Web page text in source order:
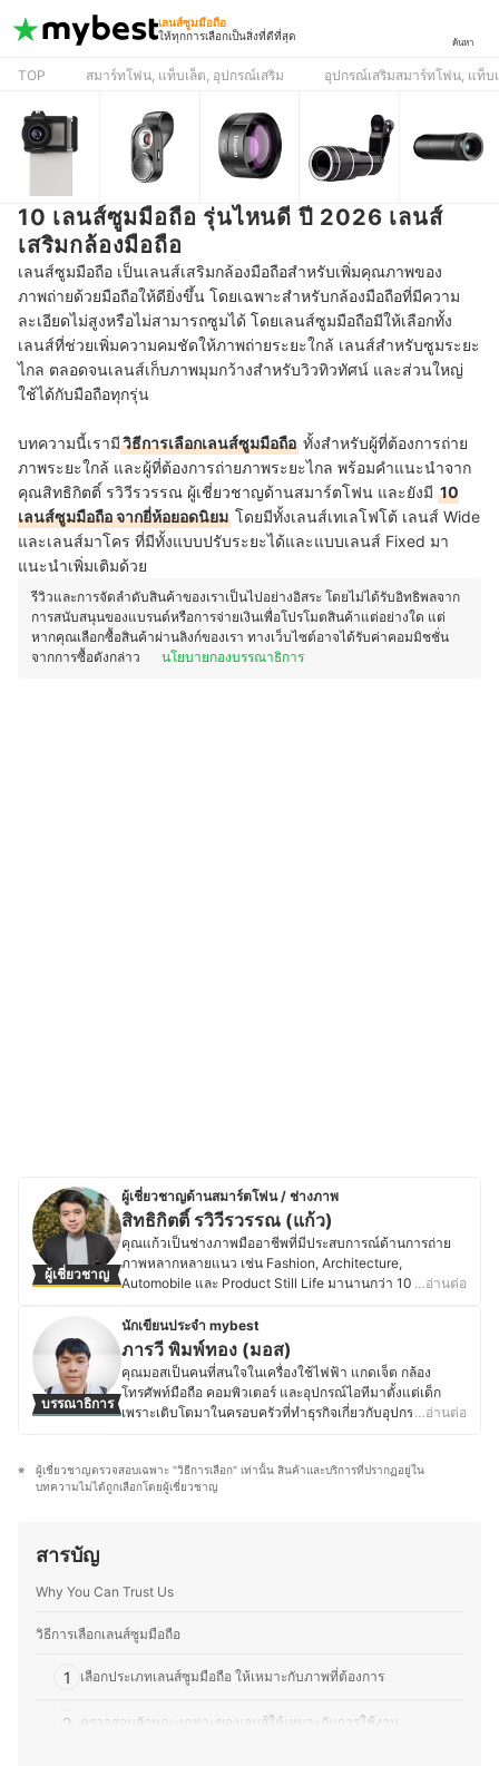
เลนส์ซูมมือถือ
ให้ทุกการเลือกเป็นสิ่งที่ดีที่สุด
ค้นหา
TOP สมาร์ทโฟน, แท็บเล็ต, อุปกรณ์เสริม อุปกรณ์เสริมสมาร์ทโฟน, แท็บ
10 เลนส์ซูมมือถือ รุ่นไหนดี ปี 2026 เลนส์
เสริมกล้องมือถือ
เลนส์ซูมมือถือ เป็นเลนส์เสริมกล้องมือถือสำหรับเพิ่มคุณภาพของ
ภาพถ่ายด้วยมือถือให้ดียิ่งขึ้น โดยเฉพาะสำหรับกล้องมือถือที่มีความ
ละเอียดไม่สูงหรือไม่สามารถซูมได้ โดยเลนส์ซูมมือถือมีให้เลือกทั้ง
เลนส์ที่ช่วยเพิ่มความคมชัดให้ภาพถ่ายระยะใกล้ เลนส์สำหรับซูมระยะ
ไกล ตลอดจนเลนส์เก็บภาพมุมกว้างสำหรับวิวทิวทัศน์ และส่วนใหญ่
ใช้ได้กับมือถือทุกรุ่น
บทความนี้เรามีวิธีการเลือกเลนส์ซูมมือถือ ทั้งสำหรับผู้ที่ต้องการถ่าย
ภาพระยะใกล้ และผู้ที่ต้องการถ่ายภาพระยะไกล พร้อมคำแนะนำจาก
คุณสิทธิกิตติ์ รวิวีรวรรณ ผู้เชี่ยวชาญด้านสมาร์ตโฟน และยังมี 10
เลนส์ซูมมือถือ จากยี่ห้อยอดนิยม โดยมีทั้งเลนส์เทเลโฟโต้ เลนส์ Wide
และเลนส์มาโคร ที่มีทั้งแบบปรับระยะได้และแบบเลนส์ Fixed มา
แนะนำเพิ่มเติมด้วย
รีวิวและการจัดลำดับสินค้าของเราเป็นไปอย่างอิสระ โดยไม่ได้รับอิทธิพลจาก
การสนับสนุนของแบรนด์หรือการจ่ายเงินเพื่อโปรโมตสินค้าแต่อย่างใด แต่
หากคุณเลือกซื้อสินค้าผ่านลิงก์ของเรา ทางเว็บไซต์อาจได้รับค่าคอมมิชชั่น
จากการซื้อดังกล่าว
นโยบายกองบรรณาธิการ
ผู้เชี่ยวชาญ
ผู้เชี่ยวชาญด้านสมาร์ตโฟน / ช่างภาพ
สิทธิกิตติ์ รวิวีรวรรณ (แก้ว)
คุณแก้วเป็นช่างภาพมืออาชีพที่มีประสบการณ์ด้านการถ่าย
ภาพหลากหลายแนว เช่น Fashion, Architecture,
Automobile และ Product Still Life มานานกว่า 10 ปี โดย
แก้วจึงศึกษาการถ่ายด้วยสมาร์ตโฟนอย่างจริงจัง และก่อตั้ง
Mobile Photographer เพื่อถ่ายทอดความรู้ เทคนิค และ
อัปเดตเทคโนโลยีกล้องสมาร์ตโฟนและอุปกรณ์เสริมอย่าง
สม่ำเสมอ ปัจจุบันทำงานร่วมกับแบรนด์ชั้นนำอย่าง
Samsung, OPPO, VIVO, HUAWEI และ Realme ผ่านการรีวิว
สมาร์ตโฟนกว่า 50 รุ่น พร้อมทั้งจัด Workshop และ Present
Photography Course และบรรยายในมหาวิทยาลัยชั้นนำ
หลายแห่ง ตั้งแต่ปี 2023 จนถึงปัจจุบัน โดยดำรงตำแหน่ง
ประสบการณ์จริง เพื่อแนะนำการเลือกอุปกรณ์ เทคนิคการถ่าย
ประวัติของ สิทธิกิตติ์ รวิวีรวรรณ (แก้ว)
…อ่านต่อ
บรรณาธิการ
นักเขียนประจำ mybest
ภารวี พิมพ์ทอง (มอส)
คุณมอสเป็นคนที่สนใจในเครื่องใช้ไฟฟ้า แกดเจ็ต กล้อง
โทรศัพท์มือถือ คอมพิวเตอร์ และอุปกรณ์ไอทีมาตั้งแต่เด็ก
เพราะเติบโตมาในครอบครัวที่ทำธุรกิจเกี่ยวกับอุปกรณ์
ล่าสุด หรือแนวโน้มของตลาดอุปกรณ์อิเล็กทรอนิกส์ นอกจาก
การอัปเดตข้อมูลสินค้าไอทีแล้ว คุณมอสยังชื่นชอบงานช่าง
ด้อยของสินค้าเทคโนโลยีแต่ละประเภทได้อย่างชัดเจน ทำให้
ทั้งในแง่ของการเลือกซื้อ อัปเกรด และดูแลรักษา เพื่อให้ผู้อ่าน
อย่างคุ้มค่า
…อ่านต่อ
ผู้เชี่ยวชาญตรวจสอบเฉพาะ "วิธีการเลือก" เท่านั้น สินค้าและบริการที่ปรากฏอยู่ใน
บทความไม่ได้ถูกเลือกโดยผู้เชี่ยวชาญ
สารบัญ
Why You Can Trust Us
วิธีการเลือกเลนส์ซูมมือถือ
1 เลือกประเภทเลนส์ซูมมือถือ ให้เหมาะกับภาพที่ต้องการ
2 ตรวจสอบลักษณะเฉพาะของเลนส์ให้เหมาะกับการใช้งาน